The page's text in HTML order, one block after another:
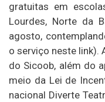
gratuitas em
Lourdes, Norte da
agosto,
o serviço neste link).
do Sicoob, além do
meio da Lei de
nacional Diverte